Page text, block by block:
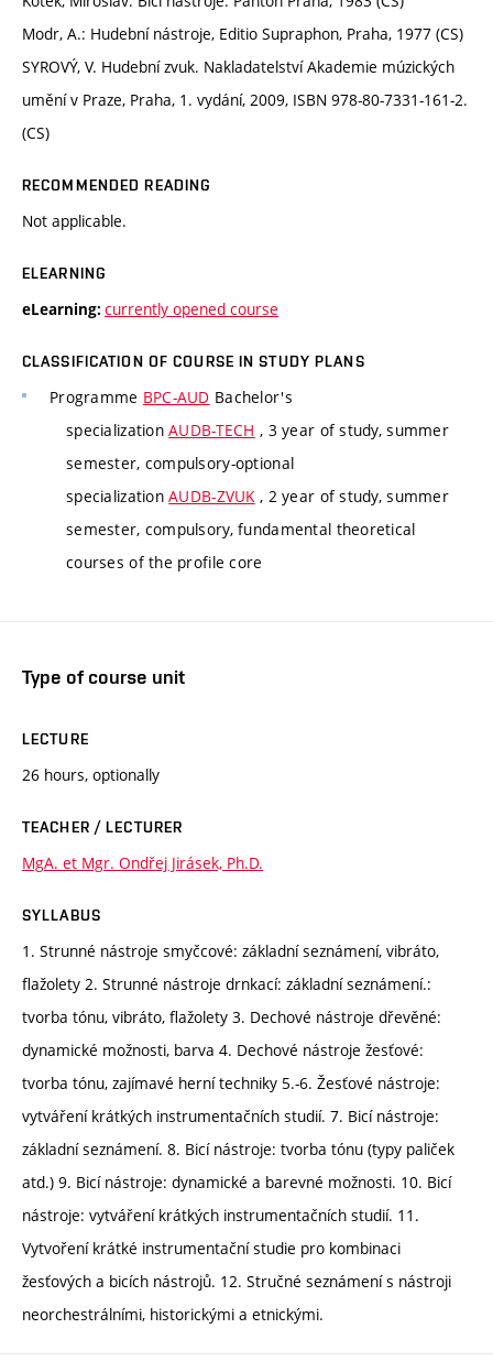
Modr, A.: Hudební nástroje, Editio Supraphon, Praha, 1977 (CS)
SYROVÝ, V. Hudební zvuk. Nakladatelství Akademie múzických
umění v Praze, Praha, 1. vydání, 2009, ISBN 978-80-7331-161-2.
(CS)
RECOMMENDED READING
Not applicable.
ELEARNING
eLearning: currently opened course
CLASSIFICATION OF COURSE IN STUDY PLANS
Programme BPC-AUD Bachelor's
specializationAUDB-TECH , 3 year of study, summer
semester, compulsory-optional
specializationAUDB-ZVUK, 2 year of study, summer
semester, compulsory, fundamental theoretical
courses of the profile core
Type of course unit
LECTURE
26 hours, optionally
TEACHER / LECTURER
MgA. et Mgr. Ondřej Jirásek, Ph.D.
SYLLABUS
1. Strunné nástroje smyčcové: základní seznámení, vibráto,
flažolety 2. Strunné nástroje drnkací: základní seznámení.:
tvorba tónu, vibráto, flažolety 3. Dechové nástroje dřevěné:
dynamické možnosti, barva 4. Dechové nástroje žesťové:
tvorba tónu, zajímavé herní techniky 5.-6. Žesťové nástroje:
vytváření krátkých instrumentačních studií. 7. Bicí nástroje:
základní seznámení. 8. Bicí nástroje: tvorba tónu (typy paliček
atd.) 9. Bicí nástroje: dynamické a barevné možnosti. 10. Bicí
nástroje: vytváření krátkých instrumentačních studií. 11.
Vytvoření krátké instrumentační studie pro kombinaci
žesťových a bicích nástrojů. 12. Stručné seznámení s nástroji
neorchestrálními, historickými a etnickými.